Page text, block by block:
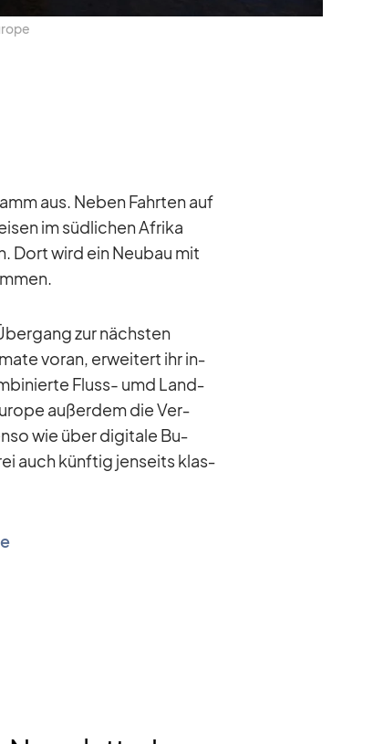
aus. Ne­ben Fahr­ten auf
im süd­li­chen Afrika
Dort wird ein Neu­bau mit
zur nächs­ten
voran, er­wei­tert ihr in­
Fluss- umd Land­
au­ßer­dem die Ver­
wie über di­gi­tale Bu­
auch künf­tig jen­seits klas­